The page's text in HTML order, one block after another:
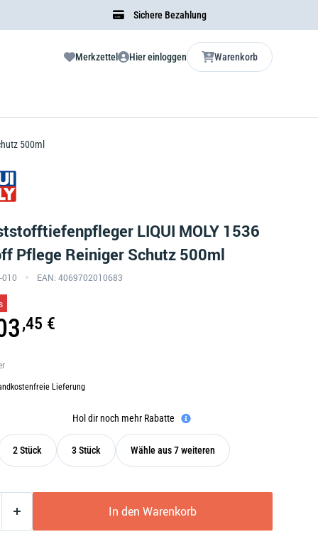
Sichere Bezahlung
Merkzettel Hier einloggen Warenkorb
500ml
LIQUI MOLY 1536
Pflege Reiniger Schutz 500ml
010 EAN: 4069702010683
,45 €
Lieferung
Hol dir noch mehr Rabatte
2 Stück 3 Stück Wähle aus 7 weiteren
In den Warenkorb